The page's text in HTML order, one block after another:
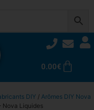
0.00€
DIY / Arômes DIY Nova
Nova Liquides